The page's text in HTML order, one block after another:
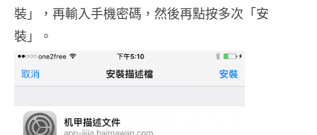
裝」，再輸入手機密碼，然後再點按多次「安
裝」。